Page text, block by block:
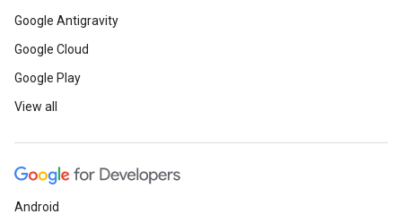
Google Antigravity
Google Cloud
Google Play
View all
Android